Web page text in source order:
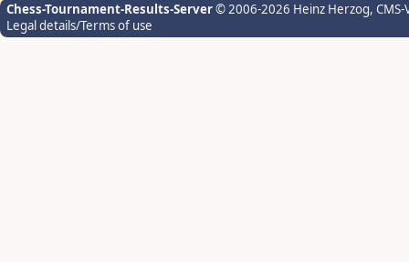
Chess-Tournament-Results-Server© 2006-2026 Heinz Herzog,
Legal details/Terms of use